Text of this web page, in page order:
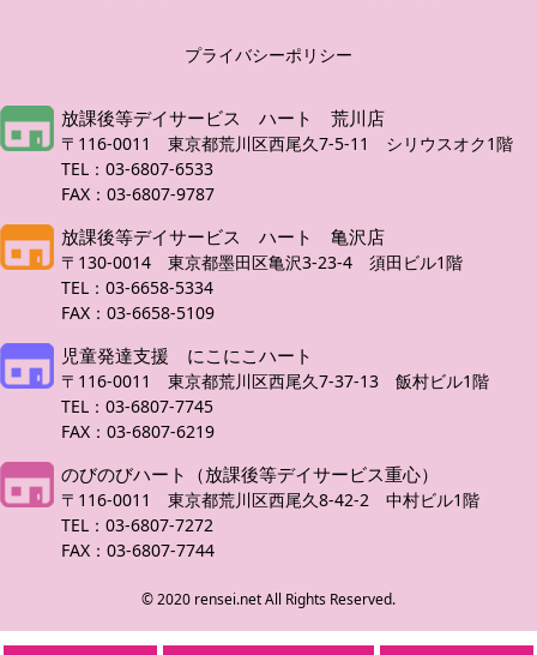
プライバシーポリシー
放課後等デイサービス ハート 荒川店
〒116-0011 東京都荒川区西尾久7-5-11 シリウスオク1階
TEL：03-6807-6533
FAX：03-6807-9787
放課後等デイサービス ハート 亀沢店
〒130-0014 東京都墨田区亀沢3-23-4 須田ビル1階
TEL：03-6658-5334
FAX：03-6658-5109
児童発達支援 にこにこハート
〒116-0011 東京都荒川区西尾久7-37-13 飯村ビル1階
TEL：03-6807-7745
FAX：03-6807-6219
のびのびハート（放課後等デイサービス重心）
〒116-0011 東京都荒川区西尾久8-42-2 中村ビル1階
TEL：03-6807-7272
FAX：03-6807-7744
© 2020 rensei.net All Rights Reserved.